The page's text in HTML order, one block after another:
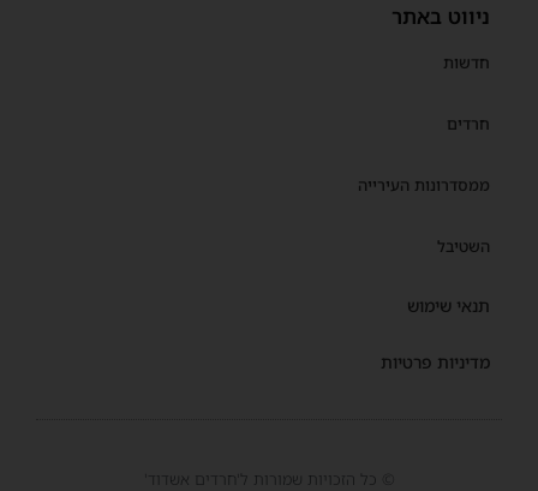
ניווט באתר
חדשות
חרדים
ממסדרונות העירייה
השטיבל
תנאי שימוש
מדיניות פרטיות
© כל הזכויות שמורות ל'חרדים אשדוד'